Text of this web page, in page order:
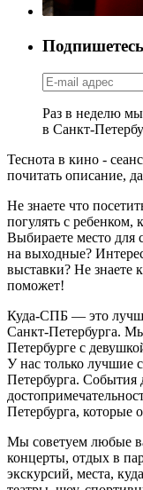
Раз в неделю
в Санкт-
Теснота в кино -
почитать описание,
Не знаете что
погулять с ребенком,
Выбираете место для
на выходные?
выставки? Не знаете
поможет!
Куда-СПБ — это
Санкт-Петербурга.
Петербурге с
У нас только лучшие
Петербурга. События
Петербурга, которые
Мы советуем любые
концерты, отдых в
экскурсий, места,